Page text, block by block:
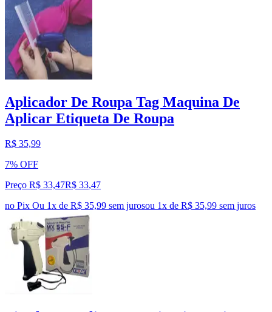
Aplicador De Roupa Tag Maquina De
Aplicar Etiqueta De Roupa
R$ 35,99
7% OFF
Preço R$ 33,47R$ 33,47
no Pix Ou 1x de R$ 35,99 sem jurosou 1x de R$ 35,99 sem juros